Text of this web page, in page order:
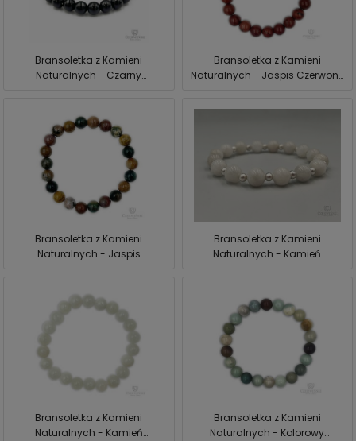
Bransoletka z Kamieni
Naturalnych - Czarny
Bransoletka z Kamieni
Naturalnych - Jaspis Czerwony
Bransoletka z Kamieni
Naturalnych - Jaspis
Bransoletka z Kamieni
Naturalnych - Kamień
Bransoletka z Kamieni
Naturalnych - Kamień
Bransoletka z Kamieni
Naturalnych - Kolorowy